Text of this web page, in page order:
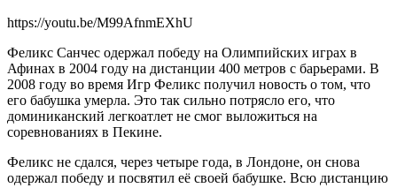
https://youtu.be/M99AfnmEXhU
Феликс Санчес одержал победу на Олимпийских играх в
Афинах в 2004 году на дистанции 400 метров с барьерами. В
2008 году во время Игр Феликс получил новость о том, что
его бабушка умерла. Это так сильно потрясло его, что
доминиканский легкоатлет не смог выложиться на
соревнованиях в Пекине.
Феликс не сдался, через четыре года, в Лондоне, он снова
одержал победу и посвятил её своей бабушке. Всю дистанцию